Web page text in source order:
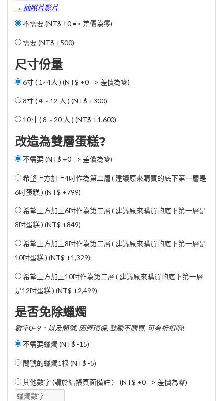
→ 抽照片影片
不需要 (NT$ +0 => 差價為零)
需要 (NT$ +500)
尺寸份量
6寸 ( 1~4人 ) (NT$ +0 => 差價為零)
8寸 ( 4 ~ 12 人 ) (NT$ +300)
10寸 ( 8 ~ 20 人 ) (NT$ +1,600)
改造為雙層蛋糕?
不需要 (NT$ +0 => 差價為零)
希望上方加上4吋作為第二層 ( 建議原來購買的底下第一層是
6吋蛋糕 ) (NT$ +799)
希望上方加上6吋作為第二層 ( 建議原來購買的底下第一層是
8吋蛋糕 ) (NT$ +849)
希望上方加上8吋作為第二層 ( 建議原來購買的底下第一層是
10吋蛋糕 ) (NT$ +1,329)
希望上方加上10吋作為第二層 ( 建議原來購買的底下第一層
是12吋蛋糕 ) (NT$ +2,499)
是否免除蠟燭
數字0~9，以及問號. 因應環保, 鼓勵不購買, 可有折扣唷!
不需要蠟燭 (NT$ -15)
問號的蠟燭1根 (NT$ -5)
其他數字 (請於結帳頁面備註 ） (NT$ +0 => 差價為零)